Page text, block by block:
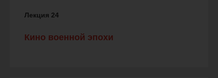
Лекция 24
Кино военной эпохи